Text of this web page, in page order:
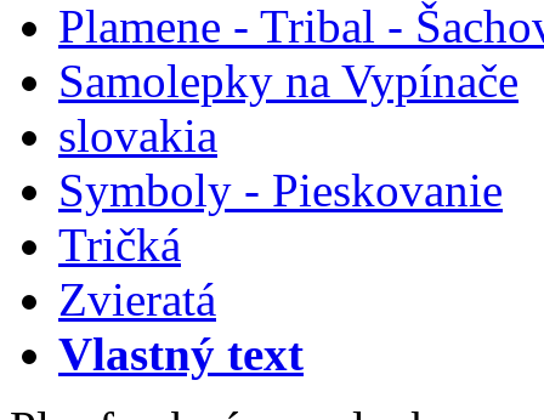
Plamene - Tribal -
Samolepky na Vypínače
slovakia
Symboly - Pieskovanie
Tričká
Zvieratá
Vlastný text